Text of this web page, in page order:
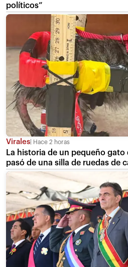
políticos”
Virales Hace 2 horas
La historia de un pequeño
pasó de una silla de ruedas de